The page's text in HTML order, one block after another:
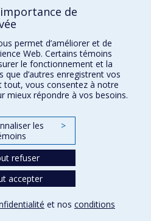
de
permet d’améliorer et de
Web. Certains témoins
le fonctionnement et la
que d’autres enregistrent vos
tout, vous consentez à notre
mieux répondre à vos besoins.
les
>
refuser
accepter
et nos conditions